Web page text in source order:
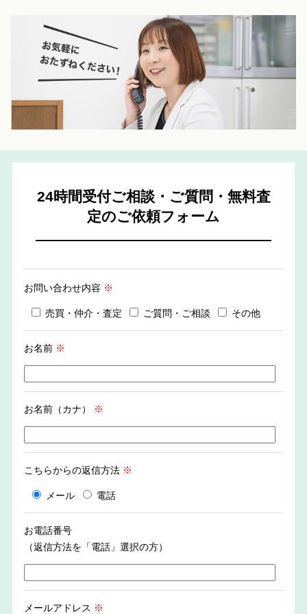
24時間受付ご相談・ご質問・無料査
定のご依頼フォーム
お問い合わせ内容 ※
売買・仲介・査定 ご質問・ご相談 その他
お名前 ※
お名前（カナ） ※
こちらからの返信方法 ※
メール 電話
お電話番号
（返信方法を「電話」選択の方）
メールアドレス ※